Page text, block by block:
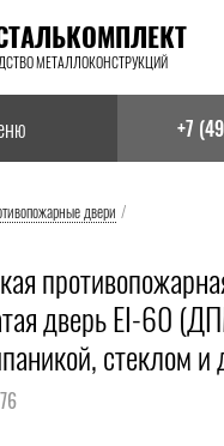
МЕТАЛЛОКОНСТРУКЦИЙ
Найти:
+7
двери /
дверь EI-60
стеклом